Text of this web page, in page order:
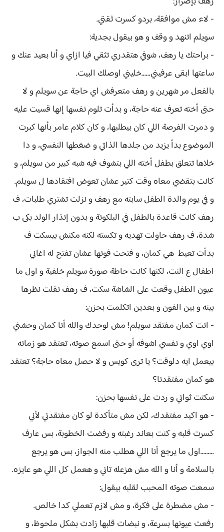
- لاء مش موافقة، بردو كسرت ثقتي.
سويلم اتنهد و وقف و هو بيقول بجدية:
- براحتك يا رهف، شوفي هتقدري تثقي فيا ازاي و أنا بعيد عنك و
ساعتها ابقى عرفيني......خليني اوصلك البيت.
بالفعل مر شهرين و رهف متعرفش اي حاجة عن سويلم و لا
حتى أخته تعرف عنه حاجة، و بدأت تلوم نفسها إنها قسيت عليه
و دمرت الفرصة اللي كان بيطلبها، و كان كلام عامر بأنها كبرت
الموضوع بدأ يزيد من جلدها الذاتي و ضغطها النفسي، و دا
خلاها تتعلق بطفل أخته اللي بتشوف فيه شبه كبير من سويلم، و
كانت بتقضي معاه وقت كتير عشان تعوض افتقادها ل سويلم.
و في يوم والدة الطفل سابته مع رهف و نزلت تشتري طلبات، ف
رهف كانت قاعدة بالطفل في البلكونة و بدون إنذار الولد بكى ب
شدة، ف رهف حاولت تهديه و تكسته لكنه مكنش بيسكت ف
بدأت تعيط هي كمان، و فتحت فونها عشان تفتح له اغاني
اطفال ع النت، لكنها كانت حاطة صورة سويلم خلفية و اول ما
عيون الطفل وقعت على الشاشة سكت، ف رهف نقلت نظرها
بينه و بين الفون و بعدين اتكلمت بحزن:
- انت كمان مفتقد سويلم! مش لوحدك والله أنا كمان وحشني
اوي اوي و نفسي اشوفه أو حتى اسمع صوته، تعتقد هو زمانه
بيعمل ايه دلوقت؟ يا ترى كويس و لا حصل معاه حاجة؟ تعتقد
هو كمان مفتقدنا؟
سكتت ثواني و ردت على نفسها بحزن:
- هو اكيد مفتقدك، لكن مش متأكدة لو كان مفتقدني لأني
كسرت قلبه و كنت بعاند رغبته و رفضت الخطوبة، بس عارف
.........اول ما يرجع أنا اللي هطلب منه الجواز، بس هو يرجع
بالسلامة و أنا و الله مش هزعله تاني و هعمل كل اللي هو عايزه.
سمعت صوته المحبب لقلبه بيقول:
- مش مضطرة على فكرة، و مش لازم تعملي كدا خالص.
رفعت عيونها بسرعة، و نبضات قلبها زادت بشكل ملحوظ، و